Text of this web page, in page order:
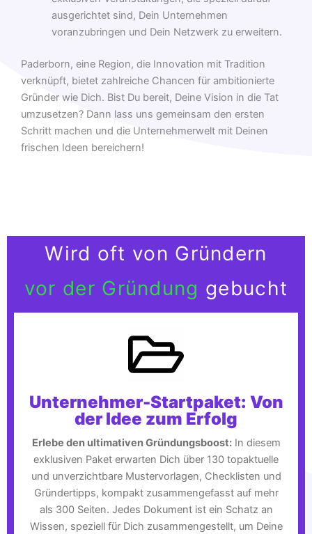
ausgerichtet sind, Dein Unternehmen
voranzubringen und Dein Netzwerk zu erweitern.
Paderborn, eine Region, die Innovation mit Tradition
verknüpft, bietet zahlreiche Chancen für ambitionierte
Gründer wie Dich. Bist Du bereit, Deine Vision in die Tat
umzusetzen? Dann lass uns gemeinsam den ersten
Schritt machen und die Unternehmerwelt mit Deinen
frischen Ideen bereichern!
Wird oft von Gründern
vor der Gründung gebucht
Unternehmer-Startpaket: Von
der Idee zum Erfolg
Erlebe den ultimativen Gründungsboost:In diesem
exklusiven Paket erwarten Dich über 130 topaktuelle
und unverzichtbare Mustervorlagen, Checklisten und
Gründertipps, kompakt zusammengefasst auf mehr
als 300 Seiten. Jedes Dokument ist ein Schatz an
Wissen, speziell für Dich zusammengestellt, um Deine